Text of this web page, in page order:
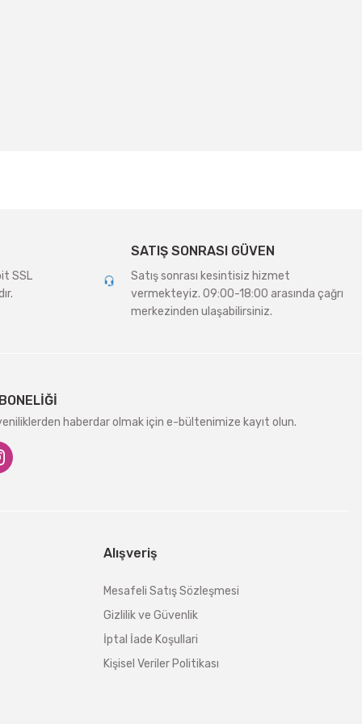
SSL
SATIŞ SONRASI GÜVEN
Satış sonrası kesintisiz hizmet
vermekteyiz. 09:00-18:00 arasında çağrı
merkezinden ulaşabilirsiniz.
haberdar olmak için e-bültenimize kayıt olun.
Alışveriş
Mesafeli Satış Sözleşmesi
Gizlilik ve Güvenlik
İptal İade Koşullari
Kişisel Veriler Politikası